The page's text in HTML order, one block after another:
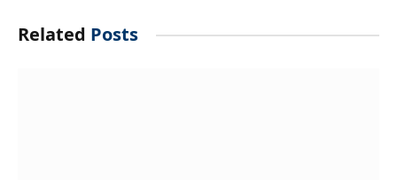
Related Posts